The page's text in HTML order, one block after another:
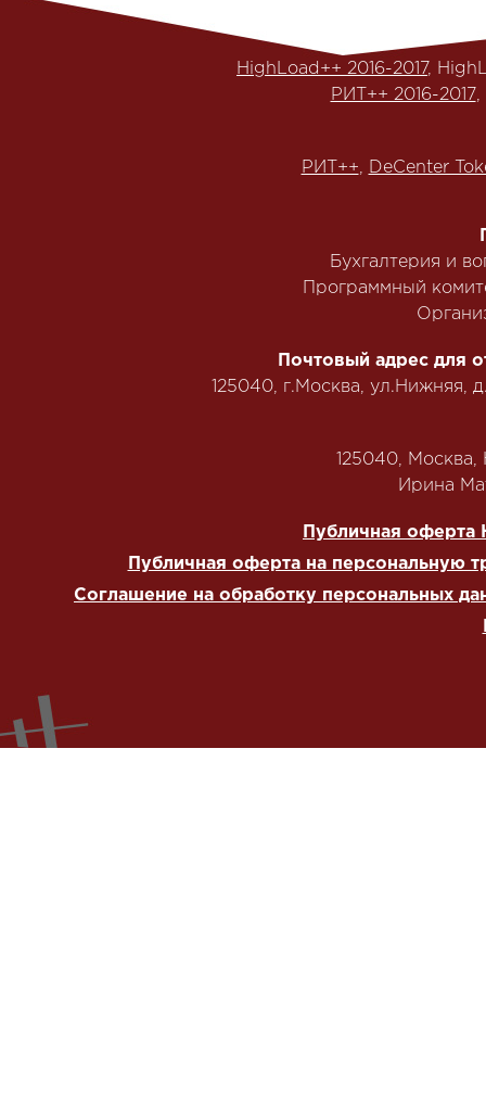
HighLoad++ 2016-2017,
РИТ++ 2016-2017,
РИТ++, DeCenter
Бухгалтерия и
Программный
Почтовый адрес для
125040, г.Москва, ул.Нижняя,
125040,
‭Ирина
Публичная оферта
Публичная оферта на персональную
Соглашение на обработку персональных